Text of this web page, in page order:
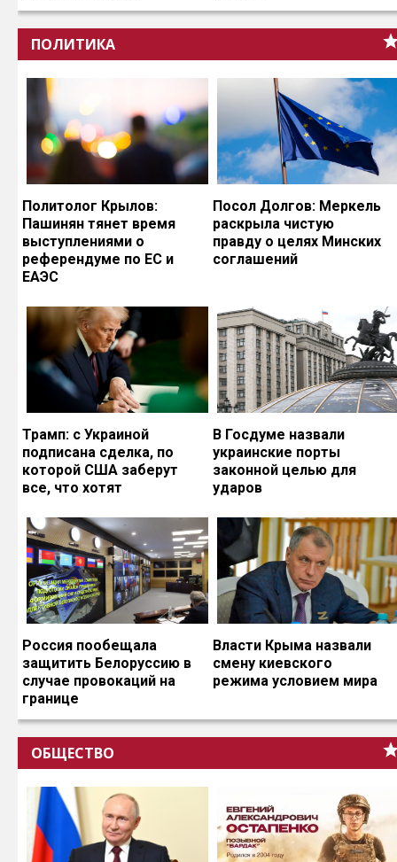
ПОЛИТИКА
Политолог Крылов:
Пашинян тянет время
выступлениями о
референдуме по ЕС и
ЕАЭС
Посол Долгов: Меркель
раскрыла чистую
правду о целях Минских
соглашений
Трамп: с Украиной
подписана сделка, по
которой США заберут
все, что хотят
В Госдуме назвали
украинские порты
законной целью для
ударов
Россия пообещала
защитить Белоруссию в
случае провокаций на
границе
Власти Крыма назвали
смену киевского
режима условием мира
ОБЩЕСТВО